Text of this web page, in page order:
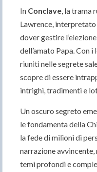
In Conclave, la trama
Lawrence, interpretato
dover gestire
dell’amato Papa. Con
riuniti nelle segrete
scopre di essere
intrighi, tradimenti e
Un oscuro segreto
le fondamenta della
la fede di milioni di
narrazione
temi profondi e